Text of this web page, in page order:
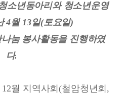
소년동아리와 청소년운영
4월 13일(토요일)
눔 봉사활동을 진행하였
다.
12월 지역사회(철암청년회 ,